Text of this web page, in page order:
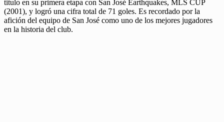
titulo en su primera etapa con San José Earthquakes, MLS CUP
(2001), y logró una cifra total de 71 goles. Es recordado por la
afición del equipo de San José como uno de los mejores jugadores
en la historia del club.